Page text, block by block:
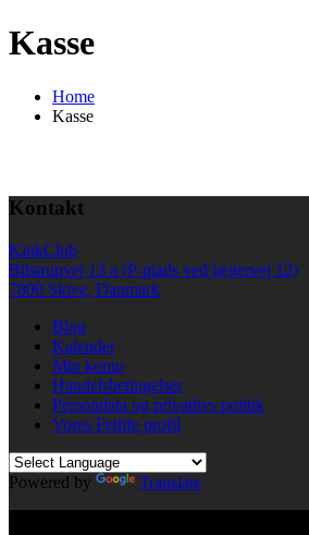
Kasse
Home
Kasse
Kontakt
KinkClub
Bilstrupvej 13 a (P-plads ved jægervej 12)
7800 Skive, Danmark
Blog
Kalender
Min konto
Handelsbetingelser
Persondata og privatlivs politik
Vores Fetlife profil
Powered by
Translate